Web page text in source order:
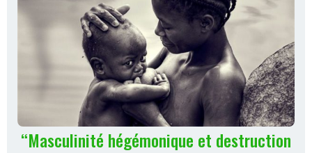
“Masculinité hégémonique et destruction